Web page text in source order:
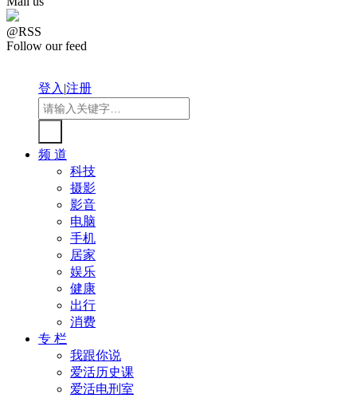
@RSS
Follow our feed
登入|注册
频 道
科技
摄影
影音
电脑
手机
居家
娱乐
健康
出行
消费
专 栏
我跟你说
爱活历史课
爱活电刑室